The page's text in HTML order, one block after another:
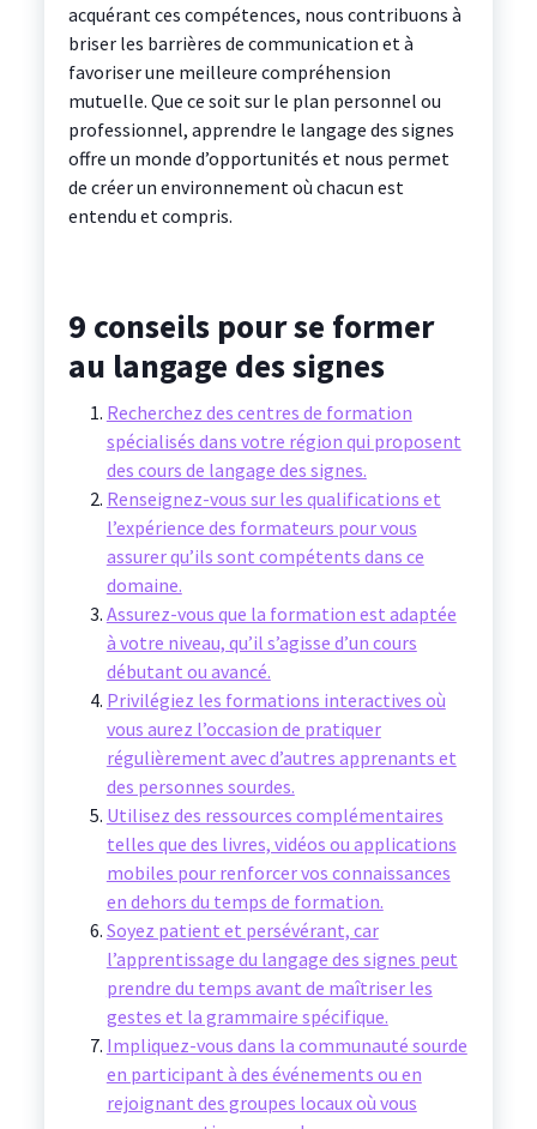
acquérant ces compétences, nous contribuons à
briser les barrières de communication et à
favoriser une meilleure compréhension
mutuelle. Que ce soit sur le plan personnel ou
professionnel, apprendre le langage des signes
offre un monde d’opportunités et nous permet
de créer un environnement où chacun est
entendu et compris.
9 conseils pour se former
au langage des signes
Recherchez des centres de formation
spécialisés dans votre région qui proposent
des cours de langage des signes.
Renseignez-vous sur les qualifications et
l’expérience des formateurs pour vous
assurer qu’ils sont compétents dans ce
domaine.
Assurez-vous que la formation est adaptée
à votre niveau, qu’il s’agisse d’un cours
débutant ou avancé.
Privilégiez les formations interactives où
vous aurez l’occasion de pratiquer
régulièrement avec d’autres apprenants et
des personnes sourdes.
Utilisez des ressources complémentaires
telles que des livres, vidéos ou applications
mobiles pour renforcer vos connaissances
en dehors du temps de formation.
Soyez patient et persévérant, car
l’apprentissage du langage des signes peut
prendre du temps avant de maîtriser les
gestes et la grammaire spécifique.
Impliquez-vous dans la communauté sourde
en participant à des événements ou en
rejoignant des groupes locaux où vous